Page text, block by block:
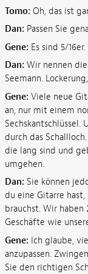
Tomo: Oh, das ist
Dan: Passen Sie
Gene: Es sind 5/16er.
Dan: Wir nennen
Seemann.
Gene: Viele neue
an, nur mit einem
durch das
die lang sind und
umgehen.
Dan: Sie können
du eine Gitarre
brauchst. Wir haben
Geschäfte wie
Gene: Ich glaube,
anzupassen.
Sie den richtigen